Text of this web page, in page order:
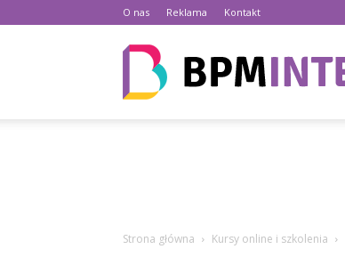
O nas Reklama Kontakt
Strona główna Kursy online i szkolenia